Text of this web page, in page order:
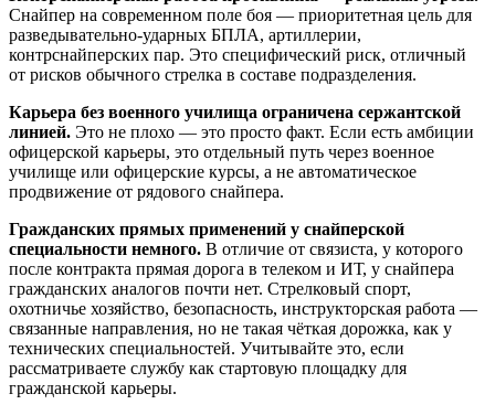
Снайпер на современном поле боя — приоритетная цель для
разведывательно-ударных БПЛА, артиллерии,
контрснайперских пар. Это специфический риск, отличный
от рисков обычного стрелка в составе подразделения.
Карьера без военного училища ограничена сержантской
линией. Это не плохо — это просто факт. Если есть амбиции
офицерской карьеры, это отдельный путь через военное
училище или офицерские курсы, а не автоматическое
продвижение от рядового снайпера.
Гражданских прямых применений у снайперской
специальности немного. В отличие от связиста, у которого
после контракта прямая дорога в телеком и ИТ, у снайпера
гражданских аналогов почти нет. Стрелковый спорт,
охотничье хозяйство, безопасность, инструкторская работа —
связанные направления, но не такая чёткая дорожка, как у
технических специальностей. Учитывайте это, если
рассматриваете службу как стартовую площадку для
гражданской карьеры.